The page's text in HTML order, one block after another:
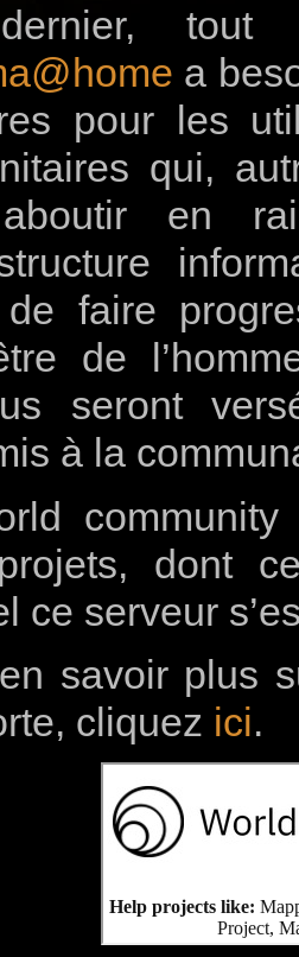
a
pour les
qui,
en
faire
de
seront
à la
dont
ce serveur
savoir plus
cliquez ici.